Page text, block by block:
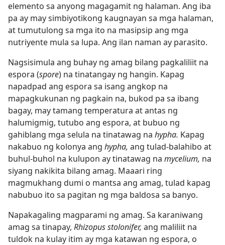
elemento sa anyong magagamit ng halaman. Ang iba
pa ay may simbiyotikong kaugnayan sa mga halaman,
at tumutulong sa mga ito na masipsip ang mga
nutriyente mula sa lupa. Ang ilan naman ay parasito.
Nagsisimula ang buhay ng amag bilang pagkaliliit na
espora (spore) na tinatangay ng hangin. Kapag
napadpad ang espora sa isang angkop na
mapagkukunan ng pagkain na, bukod pa sa ibang
bagay, may tamang temperatura at antas ng
halumigmig, tutubo ang espora, at bubuo ng
gahiblang mga selula na tinatawag na hypha. Kapag
nakabuo ng kolonya ang hypha, ang tulad-balahibo at
buhul-buhol na kulupon ay tinatawag na mycelium, na
siyang nakikita bilang amag. Maaari ring
magmukhang dumi o mantsa ang amag, tulad kapag
nabubuo ito sa pagitan ng mga baldosa sa banyo.
Napakagaling magparami ng amag. Sa karaniwang
amag sa tinapay, Rhizopus stolonifer, ang maliliit na
tuldok na kulay itim ay mga katawan ng espora, o